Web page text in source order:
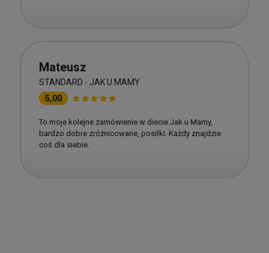
Mateusz
STANDARD - JAK U MAMY
5,00
To moje kolejne zamówienie w diecie Jak u Mamy,
bardzo dobre zróżnicowane, posiłki. Każdy znajdzie
coś dla siebie.